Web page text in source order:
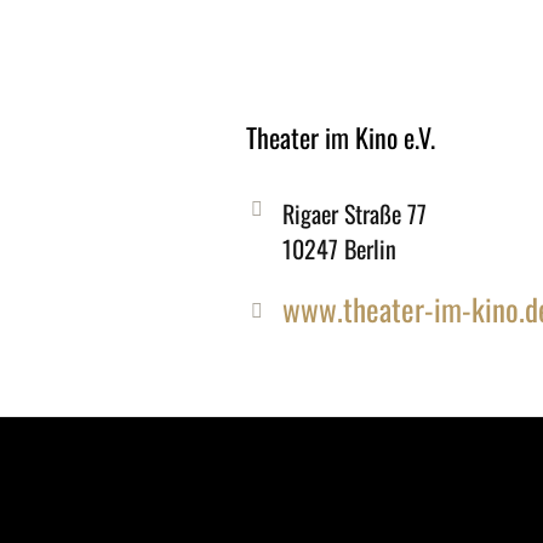
Theater im Kino e.V.
Rigaer Straße 77
10247 Berlin
www.theater-im-